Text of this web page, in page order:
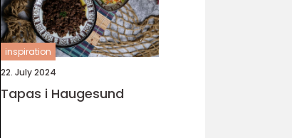
inspiration
22. July 2024
Tapas i Haugesund